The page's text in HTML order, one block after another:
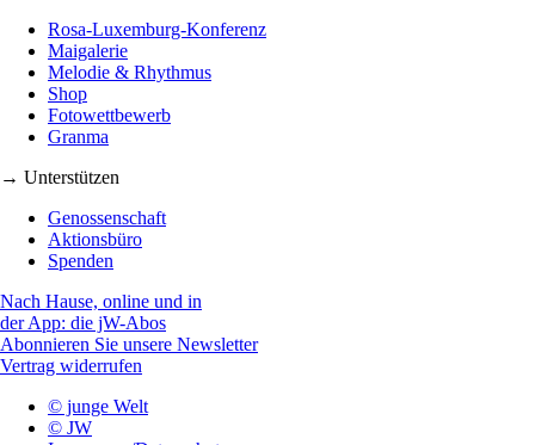
Rosa-Luxemburg-Konferenz
Maigalerie
Melodie & Rhythmus
Shop
Fotowettbewerb
Granma
→ Unterstützen
Genossenschaft
Aktionsbüro
Spenden
Nach Hause, online und in
der App: die jW-Abos
Abonnieren Sie unsere Newsletter
Vertrag widerrufen
© junge Welt
© JW